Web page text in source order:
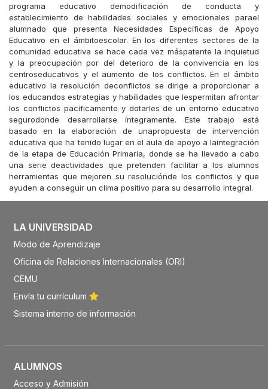
programa educativo demodificación de conducta y
establecimiento de habilidades sociales y emocionales parael
alumnado que presenta Necesidades Específicas de Apoyo
Educativo en el ámbitoescolar. En los diferentes sectores de la
comunidad educativa se hace cada vez máspatente la inquietud
y la preocupación por del deterioro de la convivencia en los
centroseducativos y el aumento de los conflictos. En el ámbito
educativo la resolución deconflictos se dirige a proporcionar a
los educandos estrategias y habilidades que lespermitan afrontar
los conflictos pacíficamente y dotarles de un entorno educativo
segurodonde desarrollarse íntegramente. Este trabajo está
basado en la elaboración de unapropuesta de intervención
educativa que ha tenido lugar en el aula de apoyo a laintegración
de la etapa de Educación Primaria, donde se ha llevado a cabo
una serie deactividades que pretenden facilitar a los alumnos
herramientas que mejoren su resoluciónde los conflictos y que
ayuden a conseguir un clima positivo para su desarrollo integral.
LA UNIVERSIDAD
Modo de Aprendizaje
Oficina de Relaciones Internacionales (ORI)
CEMU
Envía tu currículum
Sistema interno de información
ALUMNOS
Acceso y Admisión